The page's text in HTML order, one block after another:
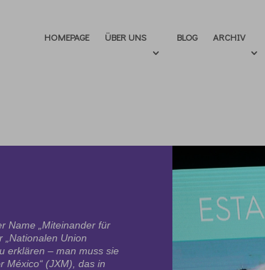
HOMEPAGE ÜBER UNS BLOG ARCHIV
Name „Miteinander für
„Nationalen Union
erklären – man muss sie
México“ (JXM), das in